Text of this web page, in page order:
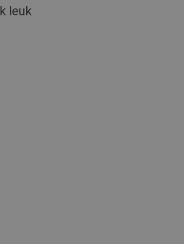
leuk